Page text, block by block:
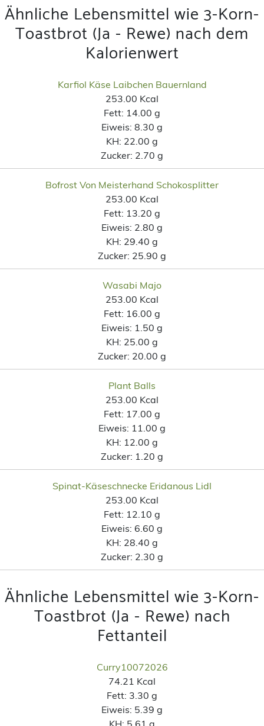
Ähnliche Lebensmittel wie 3-Korn-
Toastbrot (Ja - Rewe) nach dem
Kalorienwert
Karfiol Käse Laibchen Bauernland
253.00 Kcal
Fett: 14.00 g
Eiweis: 8.30 g
KH: 22.00 g
Zucker: 2.70 g
Bofrost Von Meisterhand Schokosplitter
253.00 Kcal
Fett: 13.20 g
Eiweis: 2.80 g
KH: 29.40 g
Zucker: 25.90 g
Wasabi Majo
253.00 Kcal
Fett: 16.00 g
Eiweis: 1.50 g
KH: 25.00 g
Zucker: 20.00 g
Plant Balls
253.00 Kcal
Fett: 17.00 g
Eiweis: 11.00 g
KH: 12.00 g
Zucker: 1.20 g
Spinat-Käseschnecke Eridanous Lidl
253.00 Kcal
Fett: 12.10 g
Eiweis: 6.60 g
KH: 28.40 g
Zucker: 2.30 g
Ähnliche Lebensmittel wie 3-Korn-
Toastbrot (Ja - Rewe) nach
Fettanteil
Curry10072026
74.21 Kcal
Fett: 3.30 g
Eiweis: 5.39 g
KH: 5.61 g